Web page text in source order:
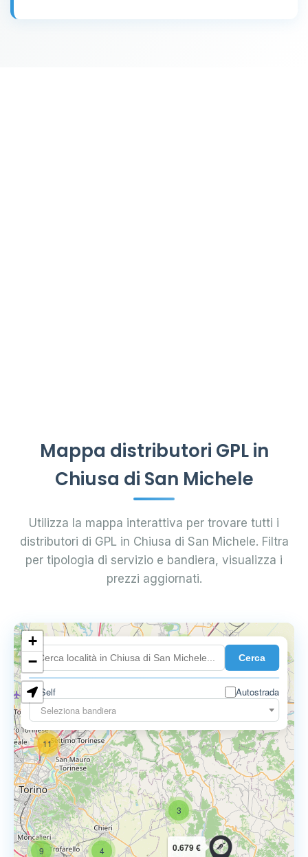
Mappa distributori GPL in
Chiusa di San Michele
Utilizza la mappa interattiva per trovare tutti i
distributori di GPL in Chiusa di San Michele. Filtra
per tipologia di servizio e bandiera, visualizza i
prezzi aggiornati.
Cerca
Self
Autostrada
Seleziona bandiera
8
9
11
4
3
0.679 €
+
−